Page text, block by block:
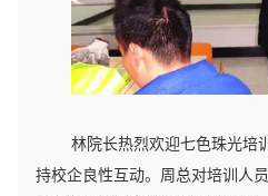
林院长热烈欢迎七色珠光培
持校企良性互动。周总对培训人